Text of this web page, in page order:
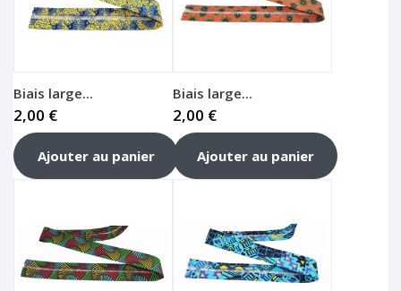
Biais large...
2,00 €
Ajouter au panier
Biais large...
2,00 €
Ajouter au panier